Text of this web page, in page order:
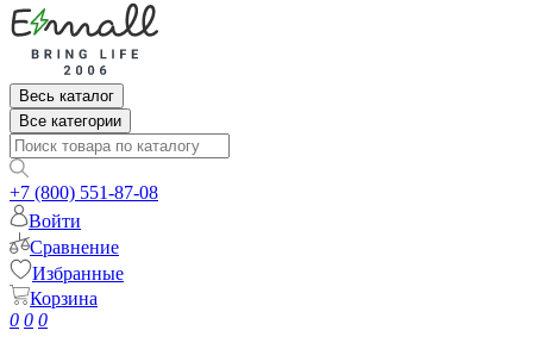
Весь каталог
Все категории
+7 (800) 551-87-08
Войти
Сравнение
Избранные
Корзина
0 0 0